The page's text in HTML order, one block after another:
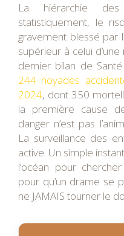
La hiérarchie
statistiquement, le
gravement blessé par
supérieur à celui
dernier bilan de
244 noyades
2024, dont 350
la première cause
danger n’est pas
La surveillance des
active. Un simple
l’océan pour
pour qu’un drame se
ne JAMAIS tourner le